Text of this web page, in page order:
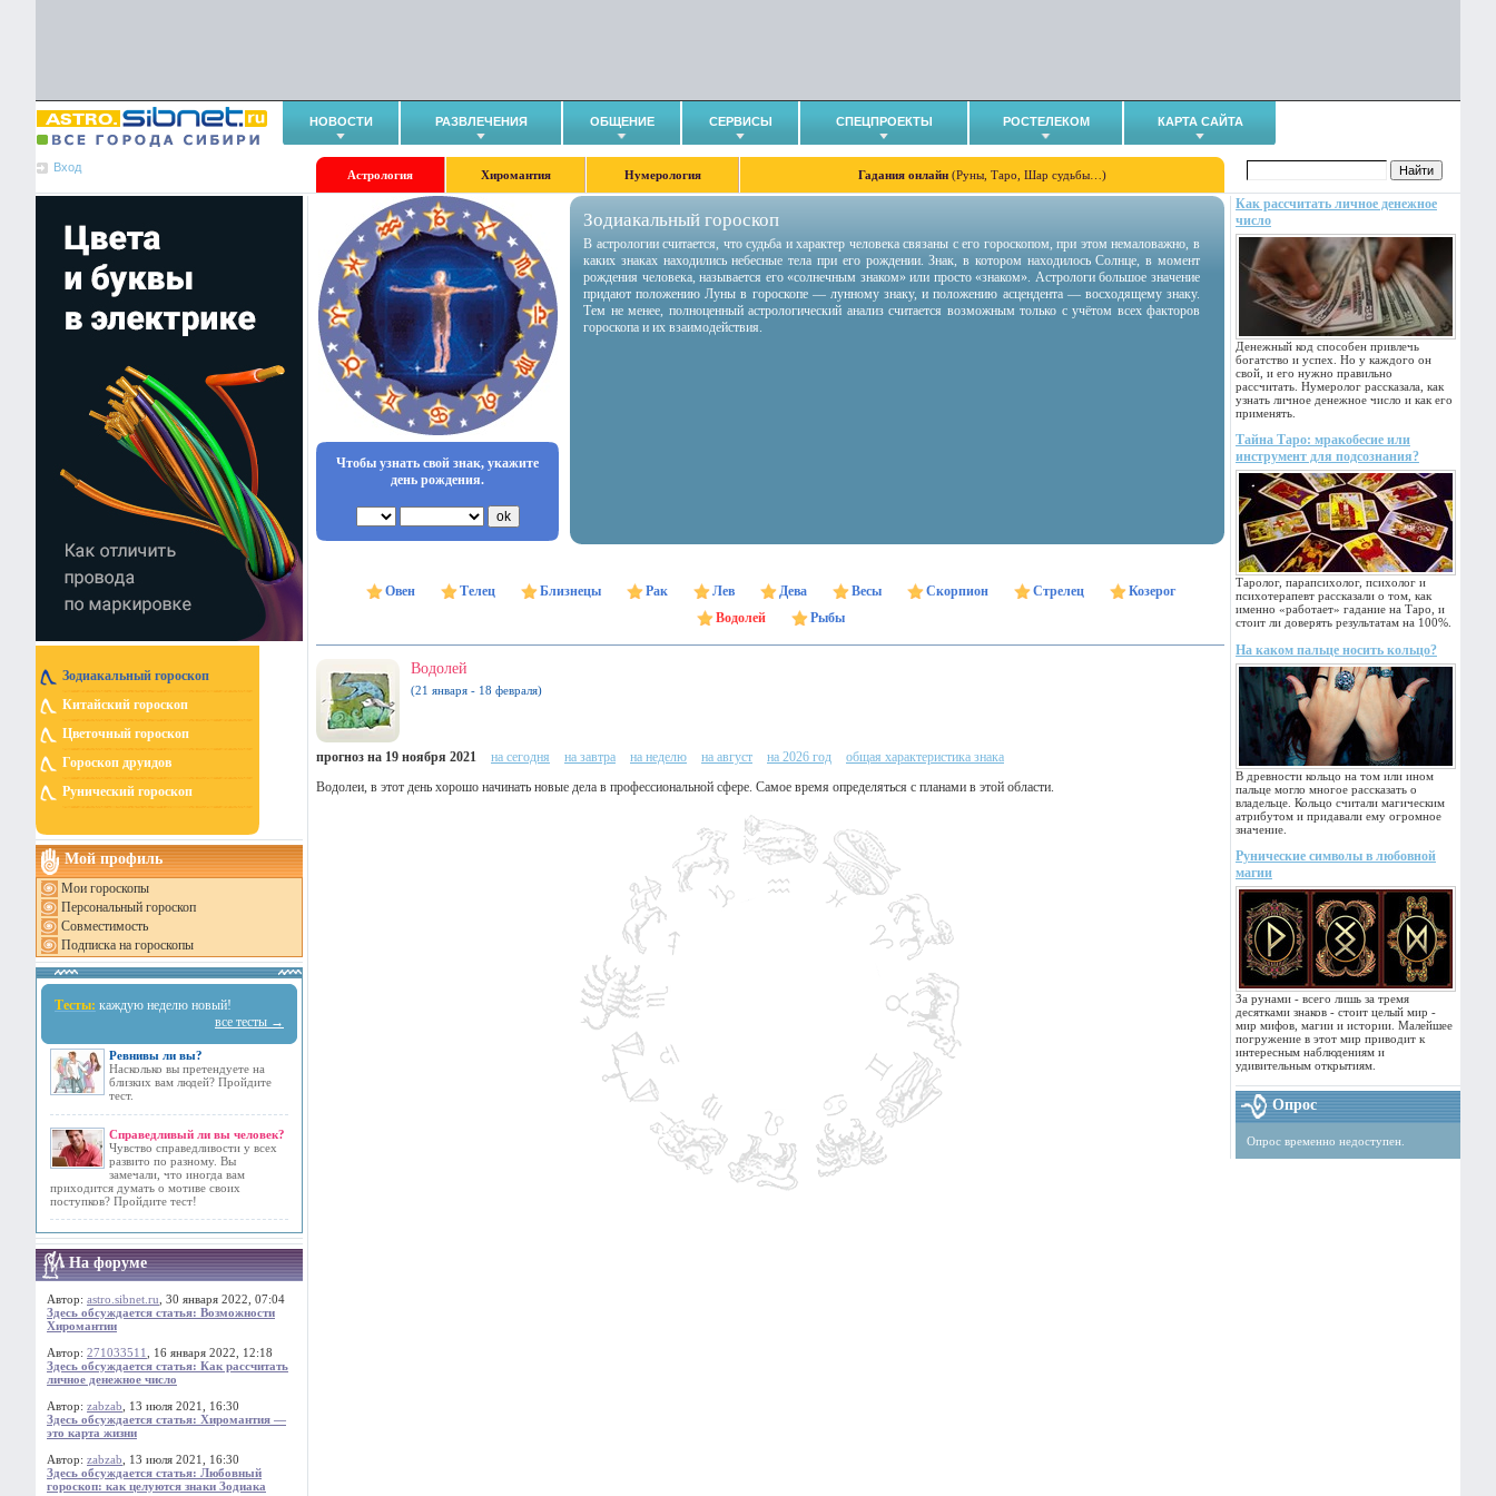
НОВОСТИ РАЗВЛЕЧЕНИЯ ОБЩЕНИЕ СЕРВИСЫ СПЕЦПРОЕКТЫ РОСТЕЛЕКОМ КАРТА САЙТА
Вход
Астрология Хиромантия Нумерология Гадания онлайн (Руны, Таро, Шар судьбы…)
Зодиакальный гороскоп
Китайский гороскоп
Цветочный гороскоп
Гороскоп друидов
Рунический гороскоп
Мой профиль
Мои гороскопы
Персональный гороскоп
Совместимость
Подписка на гороскопы
Тесты: каждую неделю новый!
все тесты →
Ревнивы ли вы?
Насколько вы претендуете на
близких вам людей? Пройдите
тест.
Справедливый ли вы человек?
Чувство справедливости у всех
развито по разному. Вы
замечали, что иногда вам
приходится думать о мотиве своих
поступков? Пройдите тест!
На форуме
Автор: astro.sibnet.ru , 30 января 2022, 07:04
Здесь обсуждается статья: Возможности
Хиромантии
Автор: 271033511
, 16 января 2022, 12:18
Здесь обсуждается статья: Как рассчитать
личное денежное число
Автор: zabzab , 13 июля 2021, 16:30
Здесь обсуждается статья: Хиромантия —
это карта жизни
Автор: zabzab , 13 июля 2021, 16:30
Здесь обсуждается статья: Любовный
гороскоп: как целуются знаки Зодиака
Как рассчитать личное денежное
число
Денежный код способен привлечь
богатство и успех. Но у каждого он
свой, и его нужно правильно
рассчитать. Нумеролог рассказала, как
узнать личное денежное число и как его
применять.
Тайна Таро: мракобесие или
инструмент для подсознания?
Таролог, парапсихолог, психолог и
психотерапевт рассказали о том, как
именно «работает» гадание на Таро, и
стоит ли доверять результатам на 100%.
На каком пальце носить кольцо?
В древности кольцо на том или ином
пальце могло многое рассказать о
владельце. Кольцо считали магическим
атрибутом и придавали ему огромное
значение.
Рунические символы в любовной
магии
За рунами - всего лишь за тремя
десятками знаков - стоит целый мир -
мир мифов, магии и истории. Малейшее
погружение в этот мир приводит к
интересным наблюдениям и
удивительным открытиям.
Опрос
Опрос временно недоступен.
Чтобы узнать свой знак, укажите
день рождения.
Зодиакальный гороскоп
В астрологии считается, что судьба и характер человека связаны с его гороскопом, при этом немаловажно, в
каких знаках находились небесные тела при его рождении. Знак, в котором находилось Солнце, в момент
рождения человека, называется его «солнечным знаком» или просто «знаком». Астрологи большое значение
придают положению Луны в гороскопе — лунному знаку, и положению асцендента — восходящему знаку.
Тем не менее, полноценный астрологический анализ считается возможным только с учётом всех факторов
гороскопа и их взаимодействия.
Овен Телец Близнецы Рак Лев Дева Весы Скорпион Стрелец
Козерог
Водолей
Рыбы
Водолей
(21 января - 18 февраля)
прогноз на 19 ноября 2021 на сегодня на завтра на неделю на август на 2026 год
общая характеристика знака
Водолеи, в этот день хорошо начинать новые дела в профессиональной сфере. Самое время определяться с планами в этой области.